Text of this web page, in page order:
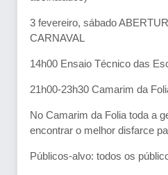
3 fevereiro, sábado
CARNAVAL
14h00 Ensaio Técnico das
21h00-23h30 Camarim da
No Camarim da Folia toda a
encontrar o melhor disfarce
Públicos-alvo: todos os